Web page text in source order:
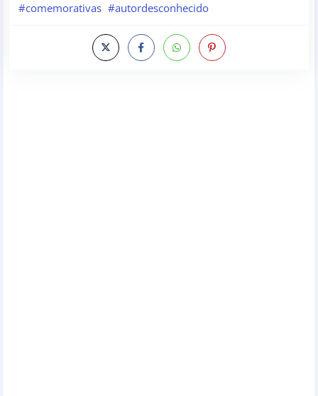
#comemorativas #autordesconhecido